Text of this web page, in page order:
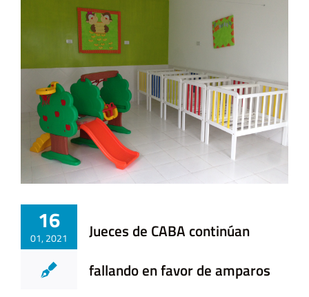
16
01, 2021
Jueces de CABA continúan
fallando en favor de amparos